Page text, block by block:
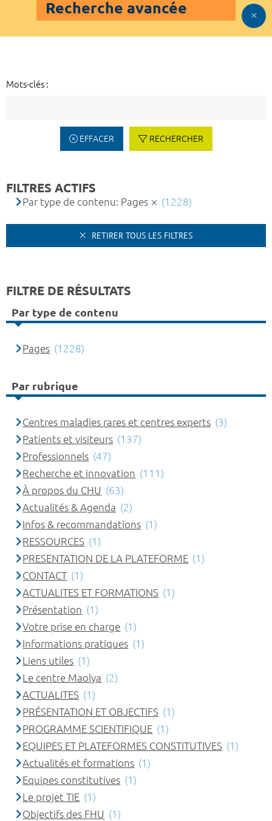
Recherche avancée
Mots-clés :
EFFACER RECHERCHER
FILTRES ACTIFS
Par type de contenu: Pages (1228)
RETIRER TOUS LES FILTRES
FILTRE DE RÉSULTATS
Par type de contenu
Pages (1228)
Par rubrique
Centres maladies rares et centres experts (3)
Patients et visiteurs (137)
Professionnels (47)
Recherche et innovation (111)
À propos du CHU (63)
Actualités & Agenda (2)
Infos & recommandations (1)
RESSOURCES (1)
PRESENTATION DE LA PLATEFORME (1)
CONTACT (1)
ACTUALITES ET FORMATIONS (1)
Présentation (1)
Votre prise en charge (1)
Informations pratiques (1)
Liens utiles (1)
Le centre Maolya (2)
ACTUALITES (1)
PRÉSENTATION ET OBJECTIFS (1)
PROGRAMME SCIENTIFIQUE (1)
EQUIPES ET PLATEFORMES CONSTITUTIVES (1)
Actualités et formations (1)
Equipes constitutives (1)
Le projet TIE (1)
Objectifs des FHU (1)